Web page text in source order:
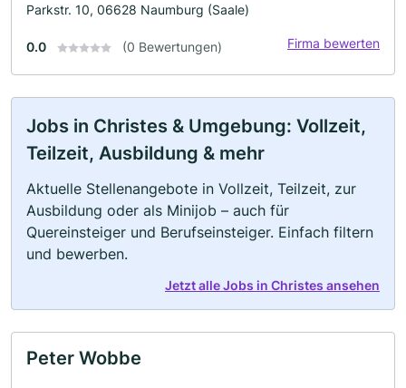
Parkstr. 10, 06628 Naumburg (Saale)
0.0 (0 Bewertungen) Firma bewerten
Jobs in Christes & Umgebung: Vollzeit,
Teilzeit, Ausbildung & mehr
Aktuelle Stellenangebote in Vollzeit, Teilzeit, zur
Ausbildung oder als Minijob – auch für
Quereinsteiger und Berufseinsteiger. Einfach filtern
und bewerben.
Jetzt alle Jobs in Christes ansehen
Peter Wobbe